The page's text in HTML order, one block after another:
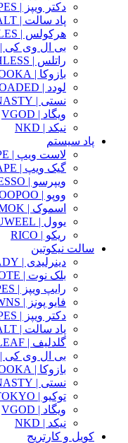
دکتر ویپز | DR.VAPES
پاد سالت | POD SALT
هرکولس | HERCULES
بی ال وی کی | BLVK
راتلس | RUTHLESS
بازوکا | BAZOOKA
لودد | LOADED
نستی | NASTY
ویگاد | VGOD
نیکد | NKD
پاد سیستم
لاست ویپ | LOST VAPE
گیک ویپ | GEEK VAPE
ویپرسو | VAPORESSO
ووپو | VOOPOO
اسموک | SMOK
یوول | UWEEL
ریکو | RICO
سالت نیکوتین
دینرلیدی | DINNER LADY
بلک نوت | BLACK NOTE
رایپ ویپز | RIPE VAPES
فایو پونز | FIVE PAWNS
دکتر ویپز | DR.VAPES
پاد سالت | POD SALT
گلدلیف | GOLD LEAF
بی ال وی کی | BLVK
بازوکا | BAZOOKA
نستی | NASTY
توکیو | TOKYO
ویگاد | VGOD
نیکد | NKD
کویل و کارتریج